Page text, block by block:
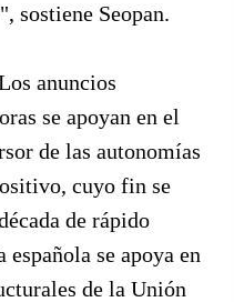
sostiene Seopan.
anuncios
se apoyan en el
de las autonomías
cuyo fin se
de rápido
se apoya en
de la Unión